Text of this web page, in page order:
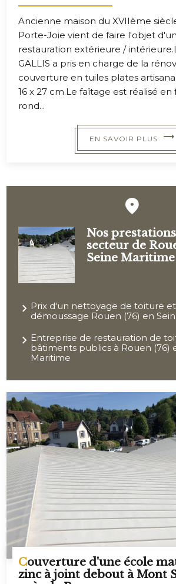
Ancienne maison du XVIIème
Porte-Joie vient de faire l'objet
restauration extérieure /
GALLIS a pris en charge de la
couverture en tuiles plates
16 x 27 cm.Le faîtage est réalisé
rond...
EN SAVOIR PLUS
Nos
secteur de
Seine Maritime
Prix d'un nettoyage de toiture
démoussage Rouen (76) en
Entreprise de restauration de
bâtiments publics à Rouen (76)
Maritime
Couverture d'une école maternelle en
zinc à joint debout à Mont